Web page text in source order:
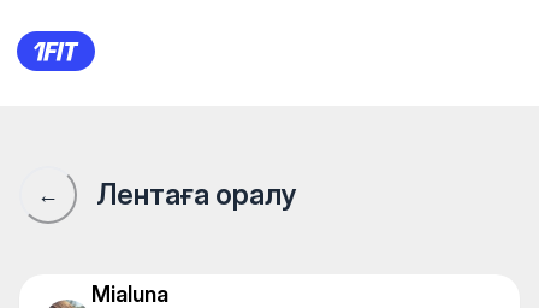
ZAFitness — Stretching
← Лентаға оралу
Mialuna